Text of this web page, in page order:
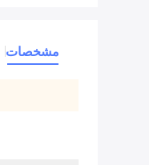
مشخصات